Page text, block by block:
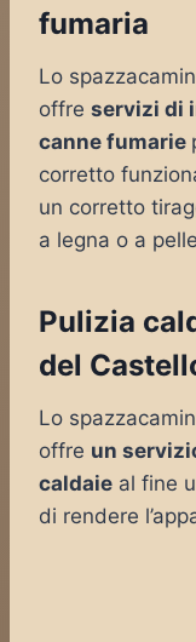
fumaria
Lo
offre servizi di
canne fumarie
corretto
un corretto
a legna o a
Pulizia
del
Lo
offre un
caldaie al fine
di rendere